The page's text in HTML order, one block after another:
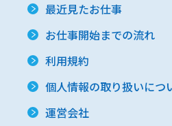
最近見たお仕事
お仕事開始までの流れ
利用規約
個人情報の取り扱いにつ
運営会社